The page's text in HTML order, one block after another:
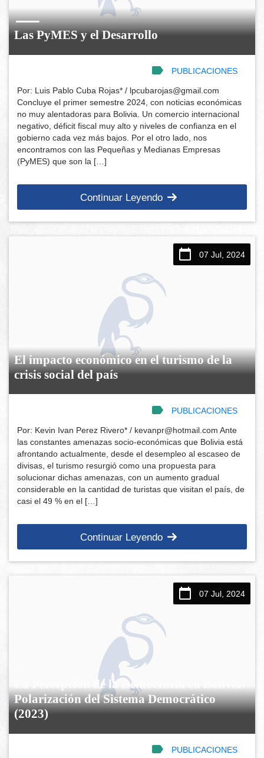
Las PyMES y el Desarrollo
PUBLICACIONES
Por: Luis Pablo Cuba Rojas* / lpcubarojas@gmail.com
Concluye el primer semestre 2024, con noticias económicas
no muy alentadoras para Bolivia. Un comercio internacional
negativo, déficit fiscal muy alto y niveles de confianza en el
gobierno cada vez más bajos. Por el otro lado, nos
encontramos con las Pequeñas y Medianas Empresas
(PyMES) que son la […]
Continuar Leyendo
07 Jul, 2024
El impacto económico en el turismo de la
crisis social del país
PUBLICACIONES
Por: Kevin Ivan Perez Rivero* / kevanpr@hotmail.com Ante
las constantes amenazas socio-económicas que Bolivia está
afrontando actualmente, desde el desempleo al escaseo de
divisas, el turismo resurgió como una propuesta para
solucionar dichas amenazas, con un aumento gradual
considerable en la cantidad de turistas que visitan el país, de
casi el 49 % en el […]
Continuar Leyendo
07 Jul, 2024
La Percepción de la Democracia en Bolivia:
Polarización del Sistema Democrático
(2023)
PUBLICACIONES